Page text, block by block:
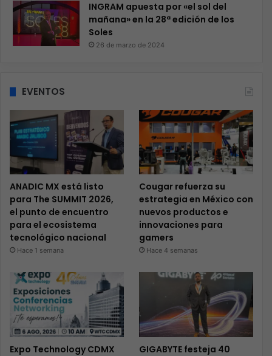
INGRAM apuesta por «el sol del
mañana» en la 28ª edición de los
Soles
26 de marzo de 2024
EVENTOS
ANADIC MX está listo
para The SUMMIT 2026,
el punto de encuentro
para el ecosistema
tecnológico nacional
Hace 1 semana
Cougar refuerza su
estrategia en México con
nuevos productos e
innovaciones para
gamers
Hace 4 semanas
Expo Technology CDMX
GIGABYTE festeja 40